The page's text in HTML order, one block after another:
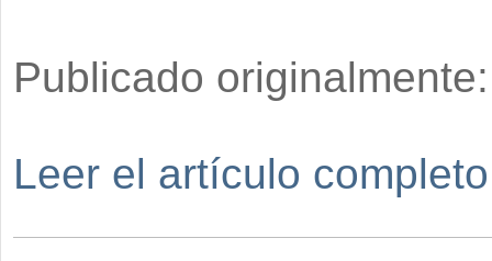
Publicado
Leer el artículo completo